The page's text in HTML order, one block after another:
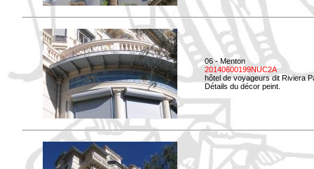
06 - Menton
20140600199NUC2A
hôtel de voyageurs dit Riviera
Détails du décor peint.